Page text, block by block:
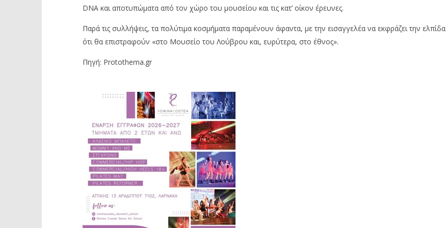
DNA και αποτυπώματα από τον χώρο του μουσείου και τις κατ’ οίκον έρευνες.
Παρά τις συλλήψεις, τα πολύτιμα κοσμήματα παραμένουν άφαντα, με την εισαγγελέα να εκφράζει την ελπίδα
ότι θα επιστραφούν «στο Μουσείο του Λούβρου και, ευρύτερα, στο έθνος».
Πηγή: Protothema.gr